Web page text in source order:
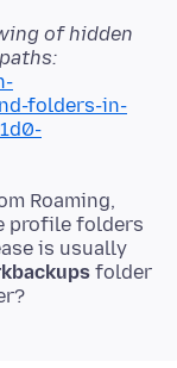
of hidden
folders-in-
Roaming,
profile folders
is usually
folder